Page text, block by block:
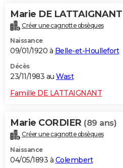
Marie DE LATTAIGNANT
Créer une cagnotte obsèques
Naissance
09/01/1920 à Belle-et-Houllefort
Décès
23/11/1983 au Wast
Famille DE LATTAIGNANT
Marie CORDIER (89 ans)
Créer une cagnotte obsèques
Naissance
04/05/1893 à Colembert